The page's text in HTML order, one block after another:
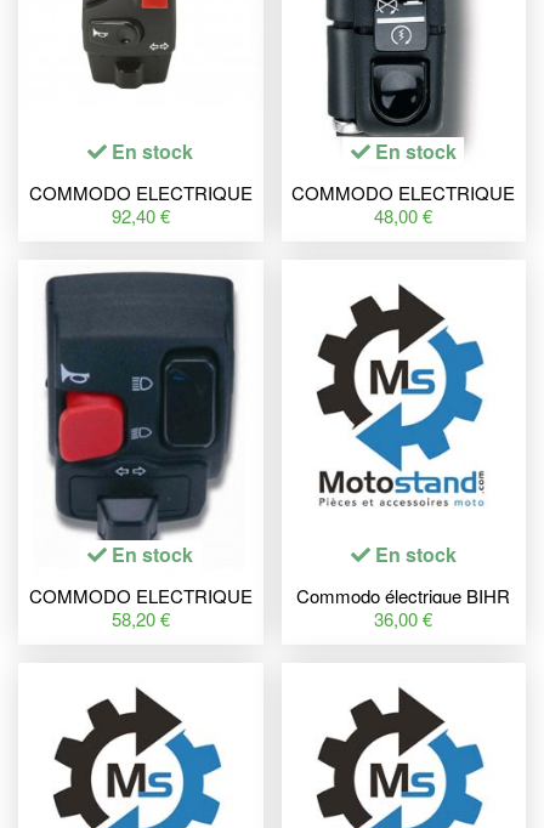
En stock
COMMODO ELECTRIQUE
GAUCHE
92,40 €
En stock
COMMODO ELECTRIQUE
DROIT
48,00 €
En stock
COMMODO ELECTRIQUE
GAUCHE POUR DERBI
58,20 €
En stock
Commodo électrique BIHR
type KTM
36,00 €